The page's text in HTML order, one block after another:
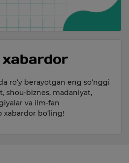
ro‘y berayotgan eng so‘nggi
shou-biznes, madaniyat,
va ilm-fan
bo‘ling!